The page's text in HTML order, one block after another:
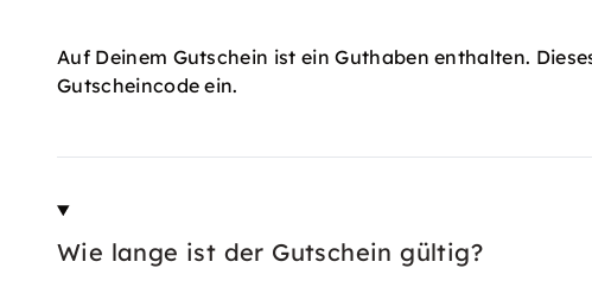
Auf Deinem Gutschein ist ein Guthaben enthalten.
Gutscheincode ein.
Wie lange ist der Gutschein gültig?